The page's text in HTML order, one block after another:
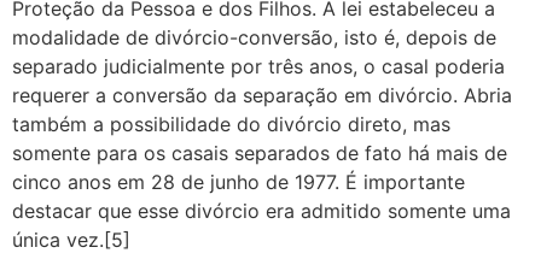
Proteção da Pessoa e dos Filhos. A lei estabeleceu a
modalidade de divórcio-conversão, isto é, depois de
separado judicialmente por três anos, o casal poderia
requerer a conversão da separação em divórcio. Abria
também a possibilidade do divórcio direto, mas
somente para os casais separados de fato há mais de
cinco anos em 28 de junho de 1977. É importante
destacar que esse divórcio era admitido somente uma
única vez.[5]